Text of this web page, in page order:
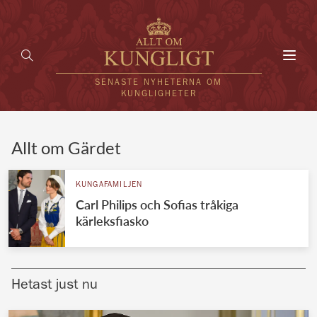
SENASTE NYHETERNA OM
KUNGLIGHETER
UTLÄNDSKT
VÄRLDENS KUNGAHUS
Brittiska kungahuset
Allt om Gärdet
KUNGAFAMILJEN
Carl Philips och Sofias tråkiga
kärleksfiasko
Hetast just nu